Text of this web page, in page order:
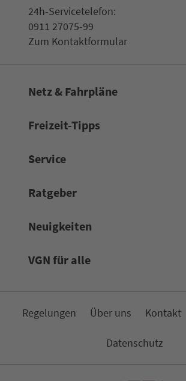
24h-Ser­vice­te­le­fon:
0911 27075-99
Zum Kon­taktformular
Netz & Fahrpläne
Frei­zeit-Tipps
Service
Rat­ge­ber
Neuigkeiten
VGN für alle
Re­ge­lungen Über uns Kon­takt
Da­ten­schutz